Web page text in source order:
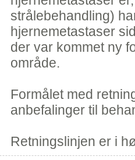
strålebehandling)
hjernemetastaser
der var kommet ny
område.
Formålet med
anbefalinger til
Retningslinjen er i